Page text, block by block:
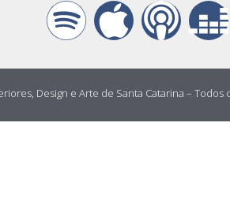
Design e Arte de Santa Catarina – Todos